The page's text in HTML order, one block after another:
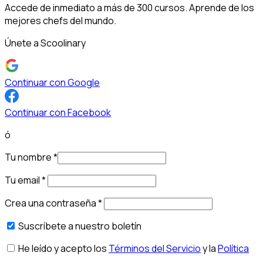
Accede de inmediato a más de 300 cursos. Aprende de los
mejores chefs del mundo.
Únete a Scoolinary
Continuar con Google
Continuar con Facebook
ó
Tu nombre*
Tu email*
Crea una contraseña*
Suscríbete a nuestro boletín
He leído y acepto los Términos del Servicioy laPolítica